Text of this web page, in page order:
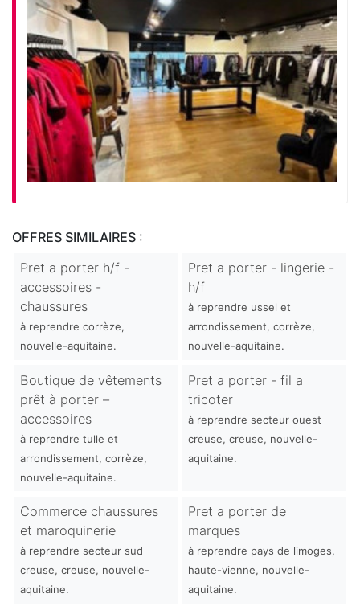
OFFRES SIMILAIRES :
Pret a porter h/f -
accessoires -
chaussures
à reprendre corrèze,
nouvelle-aquitaine.
Pret a porter - lingerie -
h/f
à reprendre ussel et
arrondissement, corrèze,
nouvelle-aquitaine.
Boutique de vêtements
prêt à porter –
accessoires
à reprendre tulle et
arrondissement, corrèze,
nouvelle-aquitaine.
Pret a porter - fil a
tricoter
à reprendre secteur ouest
creuse, creuse, nouvelle-
aquitaine.
Commerce chaussures
et maroquinerie
à reprendre secteur sud
creuse, creuse, nouvelle-
aquitaine.
Pret a porter de
marques
à reprendre pays de limoges,
haute-vienne, nouvelle-
aquitaine.